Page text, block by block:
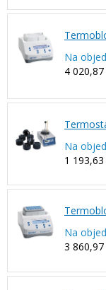
Na
4
Na
1
Na
3